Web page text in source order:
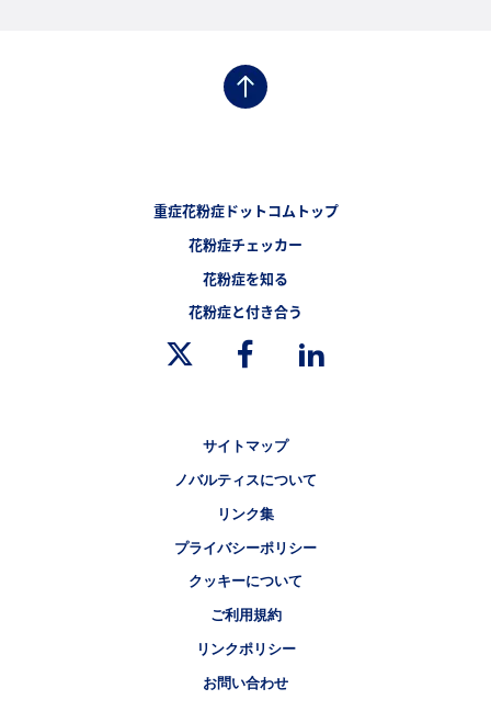
重症花粉症ドットコムトップ
フッターナビゲーション2（重症花粉症ドットコム）
花粉症チェッカー
フッターナビゲーション3（重症花粉症ドットコム）
花粉症を知る
フッターナビゲーション4（重症花粉症ドットコム）
花粉症と付き合う
サイトマップ
ノバルティスについて
リンク集
プライバシーポリシー
クッキーについて
ご利用規約
リンクポリシー
お問い合わせ